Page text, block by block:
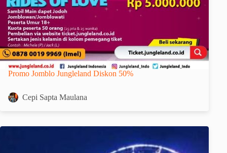
Promo Jomblo Jungleland Diskon 50%
Cepi Sapta Maulana